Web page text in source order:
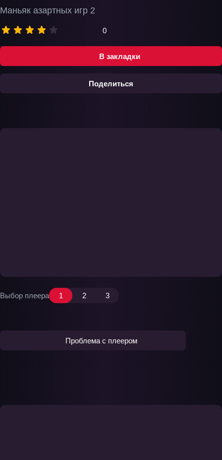
В закладки
Поделиться
Маньяк азартных игр 2
0
Выбор плеера 1 2 3
Проблема с плеером